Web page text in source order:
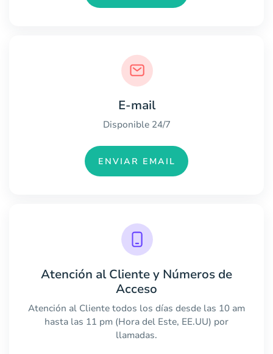
E-mail
Disponible 24/7
ENVIAR EMAIL
Atención al Cliente y Números de
Acceso
Atención al Cliente todos los días desde las 10 am
hasta las 11 pm (Hora del Este, EE.UU) por
llamadas.